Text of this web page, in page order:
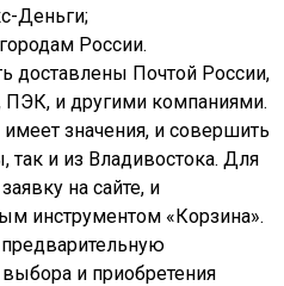
Деньги;
России.
доставлены Почтой России,
и другими компаниями.
имеет значения, и совершить
и из Владивостока. Для
на сайте, и
инструментом «Корзина».
и приобретения